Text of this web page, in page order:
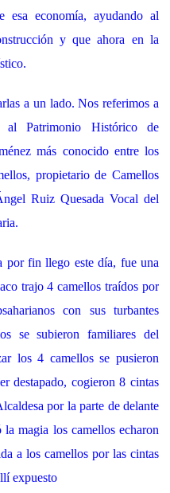
economía, ayudando al
y que ahora en la
a un lado. Nos referimos a
al Patrimonio Histórico de
más conocido entre los
propietario de Camellos
Ruiz Quesada Vocal del
por fin llego este día, fue una
trajo 4 camellos traídos por
con sus turbantes
se subieron familiares del
los 4 camellos se pusieron
destapado, cogieron 8 cintas
por la parte de delante
magia los camellos echaron
a los camellos por las cintas
expuesto